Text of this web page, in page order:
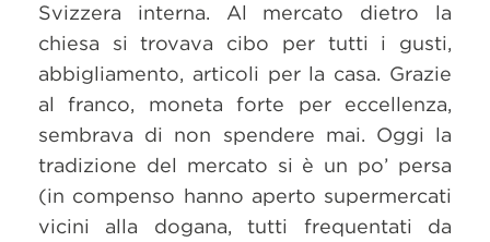
Svizzera interna. Al mercato dietro la
chiesa si trovava cibo per tutti i gusti,
abbigliamento, articoli per la casa. Grazie
al franco, moneta forte per eccellenza,
sembrava di non spendere mai. Oggi la
tradizione del mercato si è un po’ persa
(in compenso hanno aperto supermercati
vicini alla dogana, tutti frequentati da